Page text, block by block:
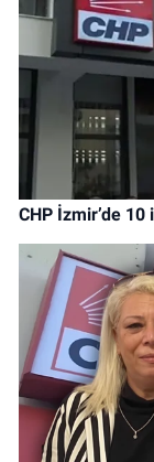
CHP İzmir’de